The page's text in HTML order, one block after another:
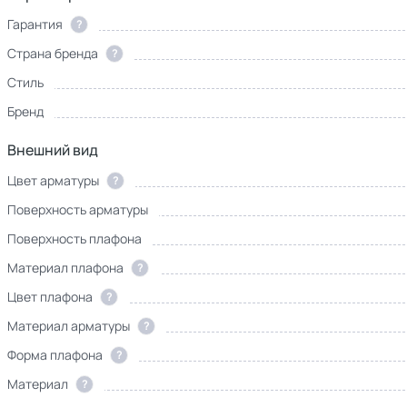
Гарантия ?
Страна бренда
?
Стиль
Бренд
Внешний вид
Цвет арматуры ?
Поверхность арматуры
Поверхность плафона
Материал плафона
?
Цвет плафона
?
Материал арматуры
?
Форма плафона
?
Материал
?